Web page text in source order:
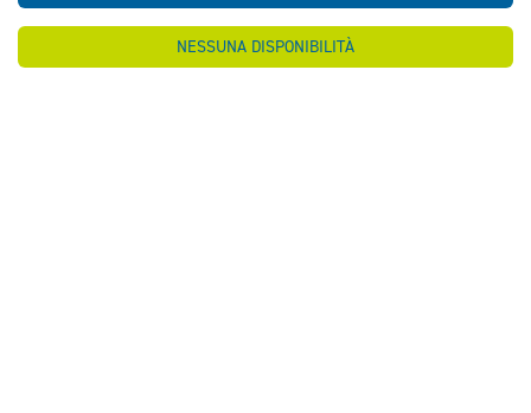
NESSUNA DISPONIBILITÀ